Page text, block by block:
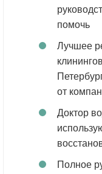
помочь
Лучшее
от
Доктор
Полное